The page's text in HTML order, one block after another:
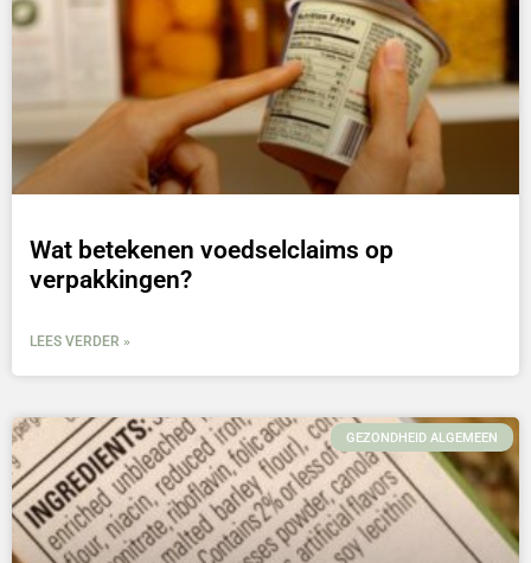
Wat betekenen voedselclaims op
verpakkingen?
LEES VERDER »
GEZONDHEID ALGEMEEN